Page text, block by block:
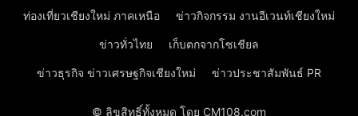
ท่องเที่ยวเชียงใหม่ ภาคเหนือ ข่าวกิจกรรม งานอีเวนท์เชียงใหม่
ข่าวทั่วไทย เก็บตกจากโซเชียล
ข่าวธุรกิจ ข่าวเศรษฐกิจเชียงใหม่ ข่าวประชาสัมพันธ์ PR
© ลิขสิทธิ์ทั้งหมด โดย CM108.com